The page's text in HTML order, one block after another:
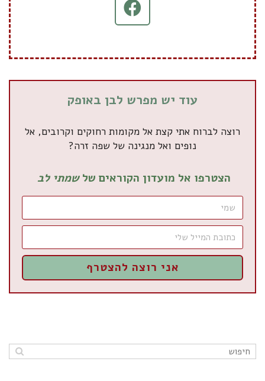
עוד יש מפרש לבן באופק
רוצה לברוח אתי קצת אל מקומות רחוקים וקרובים, אל
נופים ואל מנגינה של שפה זרה?
הצטרפו אל מועדון הקוראים שלשמתי לב
אני רוצה להצטרף